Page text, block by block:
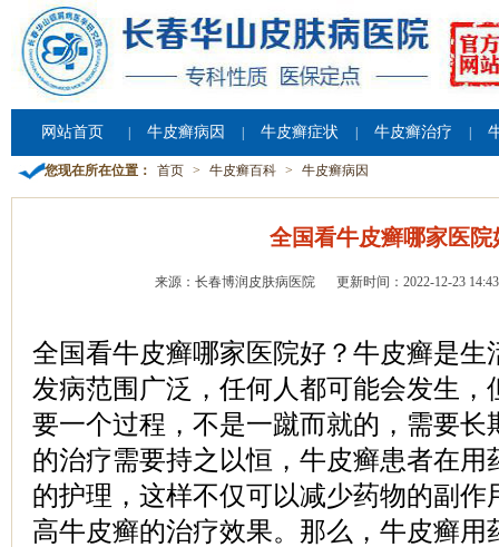
网站首页 牛皮癣病因 牛皮癣症状 牛皮癣治疗
您现在所在位置： 首页 > 牛皮癣百科 > 牛皮癣病因
全国看牛皮癣哪家医院
来源：长春博润皮肤病医院 更新时间：2022-12-23
全国看牛皮癣哪家医院好？牛皮癣是生
发病范围广泛，任何人都可能会发生，
要一个过程，不是一蹴而就的，需要长
的治疗需要持之以恒，牛皮癣患者在用
的护理，这样不仅可以减少药物的副作
高牛皮癣的治疗效果。那么，牛皮癣用